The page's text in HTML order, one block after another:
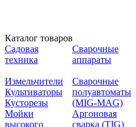
Каталог товаров
Садовая
техника
Измельчители
Культиваторы
Кусторезы
Мойки
высокого
Сварочные
аппараты
Сварочные
полуавтоматы
(MIG-MAG)
Аргоновая
сварка (TIG)